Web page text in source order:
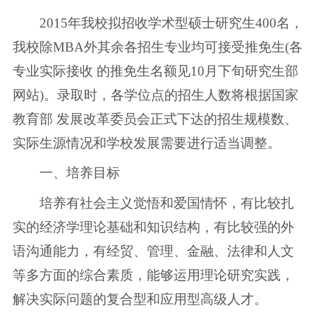
2015年我校拟招收学术型硕士研究生400名，
我校除MBA外其余各招生专业均可接受推免生(各
专业实际接收 的推免生名额见10月下旬研究生部
网站)。录取时，各学位点的招生人数将根据国家
教育部 发展改革委员会正式下达的招生规模数、
实际生源情况和学校发展需要进行适当调整。
一、培养目标
培养有社会主义觉悟和爱国情怀，有比较扎
实的经济学理论基础和知识结构，有比较强的外
语沟通能力，有经贸、管理、金融、法律和人文
等多方面的综合素质，能够运用理论研究实践，
解决实际问题的复合型和应用型高级人才。